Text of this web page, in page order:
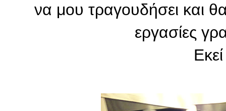
να μου τραγουδήσει και
εργασίες
Ε